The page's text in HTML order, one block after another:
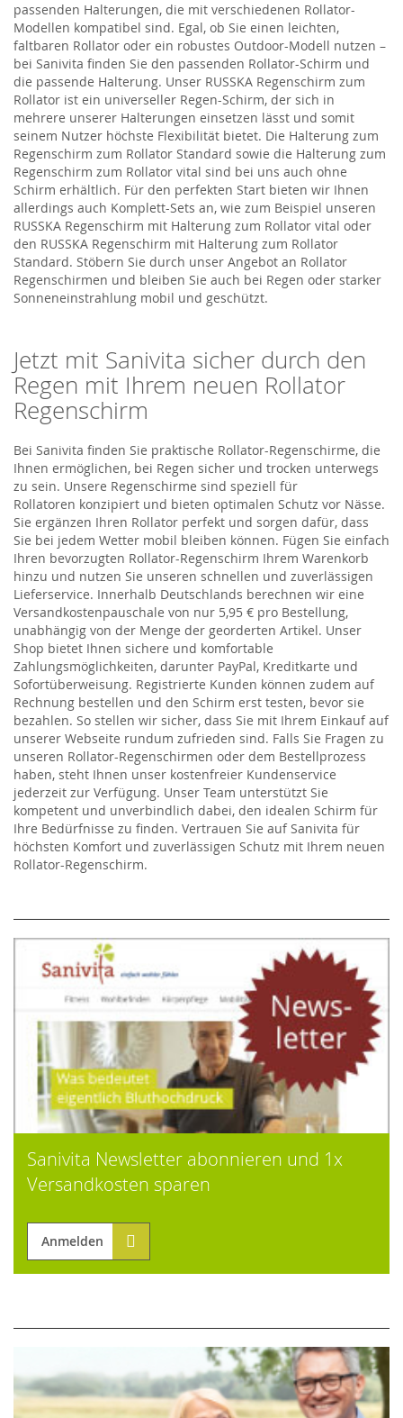
Sanivita Newsletter abonnieren und 1x
Versandkosten sparen
Anmelden
passenden Halterungen, die mit verschiedenen Rollator-
Modellen kompatibel sind. Egal, ob Sie einen leichten,
faltbaren Rollator oder ein robustes Outdoor-Modell nutzen –
bei Sanivita finden Sie den passenden Rollator-Schirm und
die passende Halterung. Unser RUSSKA Regenschirm zum
Rollator ist ein universeller Regen-Schirm, der sich in
mehrere unserer Halterungen einsetzen lässt und somit
seinem Nutzer höchste Flexibilität bietet. Die Halterung zum
Regenschirm zum Rollator Standard sowie die Halterung zum
Regenschirm zum Rollator vital sind bei uns auch ohne
Schirm erhältlich. Für den perfekten Start bieten wir Ihnen
allerdings auch Komplett-Sets an, wie zum Beispiel unseren
RUSSKA Regenschirm mit Halterung zum Rollator vital oder
den RUSSKA Regenschirm mit Halterung zum Rollator
Standard. Stöbern Sie durch unser Angebot an Rollator
Regenschirmen und bleiben Sie auch bei Regen oder starker
Sonneneinstrahlung mobil und geschützt.
Jetzt mit Sanivita sicher durch den
Regen mit Ihrem neuen Rollator
Regenschirm
Bei Sanivita finden Sie praktische Rollator-Regenschirme, die
Ihnen ermöglichen, bei Regen sicher und trocken unterwegs
zu sein. Unsere Regenschirme sind speziell für
Rollatoren konzipiert und bieten optimalen Schutz vor Nässe.
Sie ergänzen Ihren Rollator perfekt und sorgen dafür, dass
Sie bei jedem Wetter mobil bleiben können. Fügen Sie einfach
Ihren bevorzugten Rollator-Regenschirm Ihrem Warenkorb
hinzu und nutzen Sie unseren schnellen und zuverlässigen
Lieferservice. Innerhalb Deutschlands berechnen wir eine
Versandkostenpauschale von nur 5,95 € pro Bestellung,
unabhängig von der Menge der georderten Artikel. Unser
Shop bietet Ihnen sichere und komfortable
Zahlungsmöglichkeiten, darunter PayPal, Kreditkarte und
Sofortüberweisung. Registrierte Kunden können zudem auf
Rechnung bestellen und den Schirm erst testen, bevor sie
bezahlen. So stellen wir sicher, dass Sie mit Ihrem Einkauf auf
unserer Webseite rundum zufrieden sind. Falls Sie Fragen zu
unseren Rollator-Regenschirmen oder dem Bestellprozess
haben, steht Ihnen unser kostenfreier Kundenservice
jederzeit zur Verfügung. Unser Team unterstützt Sie
kompetent und unverbindlich dabei, den idealen Schirm für
Ihre Bedürfnisse zu finden. Vertrauen Sie auf Sanivita für
höchsten Komfort und zuverlässigen Schutz mit Ihrem neuen
Rollator-Regenschirm.